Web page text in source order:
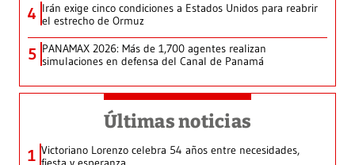
4 Irán exige cinco condiciones a Estados Unidos para reabrir
el estrecho de Ormuz
5 PANAMAX 2026: Más de 1,700 agentes realizan
simulaciones en defensa del Canal de Panamá
Últimas noticias
1 Victoriano Lorenzo celebra 54 años entre necesidades,